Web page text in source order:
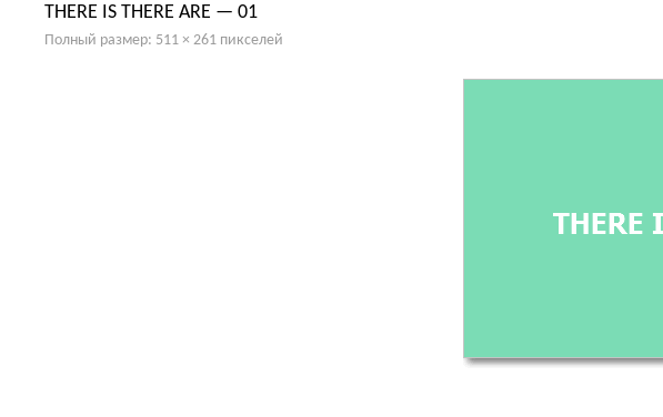
THERE IS THERE ARE — 01
Полный размер: 511 × 261 пикселей